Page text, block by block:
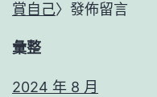
賞自己〉發佈留言
彙整
2024 年 8 月